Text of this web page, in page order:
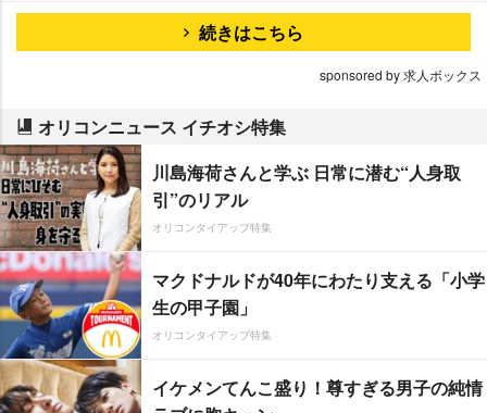
続きはこちら
sponsored by 求人ボックス
オリコンニュース イチオシ特集
川島海荷さんと学ぶ 日常に潜む“人身取
引”のリアル
オリコンタイアップ特集
マクドナルドが40年にわたり支える「小学
生の甲子園」
オリコンタイアップ特集
イケメンてんこ盛り！尊すぎる男子の純情